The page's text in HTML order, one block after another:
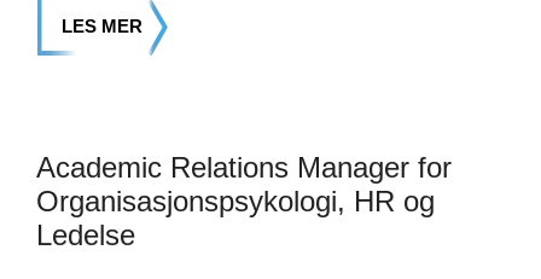
LES MER
Academic Relations Manager for
Organisasjonspsykologi, HR og
Ledelse